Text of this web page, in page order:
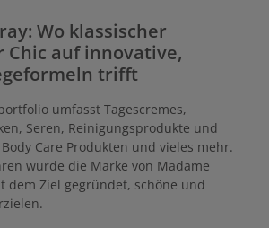
und
von
steigert
und
Haut.
intensiv
Für
für ein
Wo klassischer
Chic auf innovative,
trifft
umfasst Tagescremes,
Seren, Reinigungsprodukte und
Care Produkten und vieles mehr.
wurde die Marke von Madame
dem Ziel gegründet, schöne und